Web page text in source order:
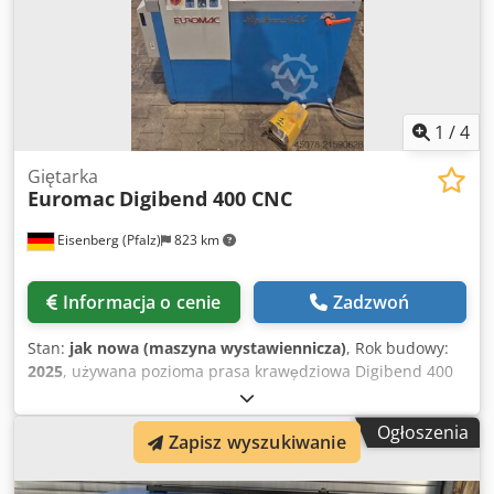
Podwójny przełącznik nożny
1 /4
Eisenberg (Pfalz) 823 km
Giętarka
Euromac Digibend 400 CNC
Informacja o cenie Zadzwoń
Stan: jak nowa (maszyna wystawiennicza), Rok budowy:
2025, używana pozioma prasa krawędziowa Digibend 400
CNC z automatycznym zderzakiem L=1250 oraz 22"
monitorem LCD z ekranem dotykowym, portami USB i
zintegrowanym zasilaczem awaryjnym UPS,
oprogramowanie DigiSoft – maszyna pokazowa – Maszyna
jest podłączona do prądu i może być obejrzana po
Ogłoszenia
Zapisz wyszukiwanie